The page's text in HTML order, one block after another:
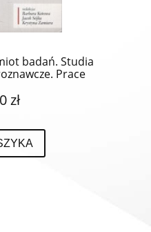
badań. Studia
Prace
urodzin.
zł